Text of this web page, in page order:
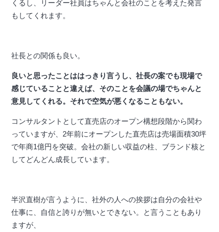
くるし、リーダー社員はちゃんと会社のことを考えた発言
もしてくれます。
社長との関係も良い。
良いと思ったことははっきり言うし、社長の案でも現場で
感じていることと違えば、そのことを会議の場でちゃんと
意見してくれる。それで空気が悪くなることもない。
コンサルタントとして直売店のオープン構想段階から関わ
っていますが、2年前にオープンした直売店は売場面積30坪
で年商1億円を突破。会社の新しい収益の柱、ブランド核と
してどんどん成長しています。
半沢直樹が言うように、社外の人への挨拶は自分の会社や
仕事に、自信と誇りが無いとできない。と言うこともあり
ますが、